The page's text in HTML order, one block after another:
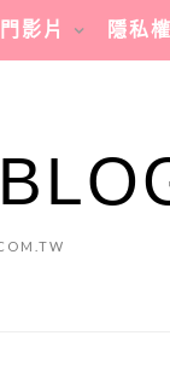
影片 隱私